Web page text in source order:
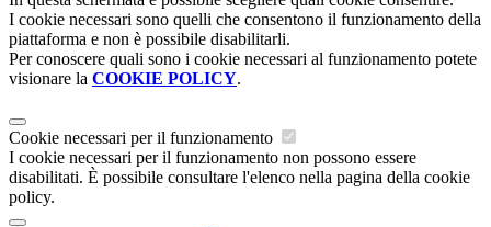
I cookie necessari sono quelli che consentono il funzionamento della
piattaforma e non è possibile disabilitarli.
Per conoscere quali sono i cookie necessari al funzionamento potete
visionare la COOKIE POLICY.
Cookie necessari per il funzionamento
I cookie necessari per il funzionamento non possono essere
disabilitati. È possibile consultare l'elenco nella pagina della cookie
policy.